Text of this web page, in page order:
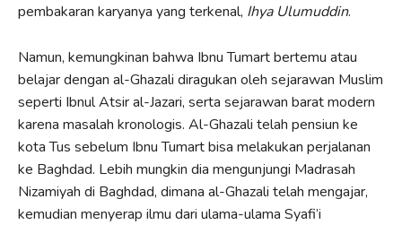
pembakaran karyanya yang terkenal, Ihya Ulumuddin.
Namun, kemungkinan bahwa Ibnu Tumart bertemu atau
belajar dengan al-Ghazali diragukan oleh sejarawan Muslim
seperti Ibnul Atsir al-Jazari, serta sejarawan barat modern
karena masalah kronologis. Al-Ghazali telah pensiun ke
kota Tus sebelum Ibnu Tumart bisa melakukan perjalanan
ke Baghdad. Lebih mungkin dia mengunjungi Madrasah
Nizamiyah di Baghdad, dimana al-Ghazali telah mengajar,
kemudian menyerap ilmu dari ulama-ulama Syafi’i